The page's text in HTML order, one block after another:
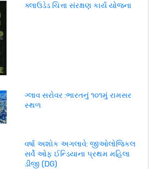
ક્લાઉડેડ ચિત્તા સંરક્ષણ કાર્ય યોજના
ગ્લાવ સરોવર :ભારતનું ૧૦૧મું રામસર
સ્થળ
વર્ષા અશોક અગલાવે: જીઓલોજિકલ
સર્વે ઓફ ઈન્ડિયાના પ્રથમ મહિલા
ડીજી (DG)